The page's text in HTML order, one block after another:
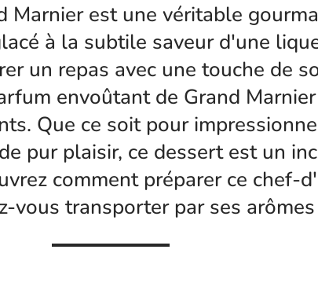
Marnier est une véritable
à la subtile saveur d'une
un repas avec une touche de
envoûtant de Grand
Que ce soit pour
pur plaisir, ce dessert est un
comment préparer ce chef-
vous transporter par ses